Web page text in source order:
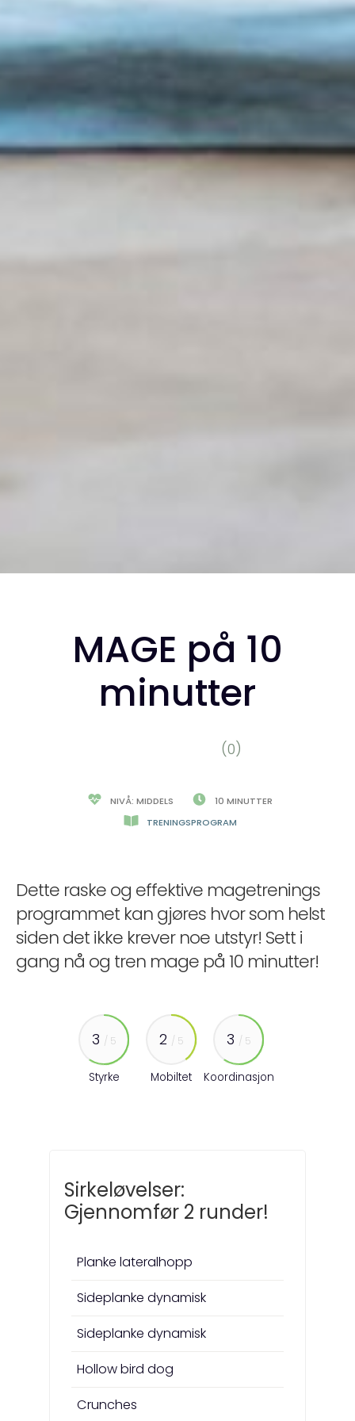
MAGE på 10
minutter
(0)
NIVÅ: MIDDELS
10 MINUTTER
TRENINGSPROGRAM
Dette raske og effektive magetrenings
programmet kan gjøres hvor som helst
siden det ikke krever noe utstyr! Sett i
gang nå og tren mage på 10 minutter!
3 / 5
Styrke
2 / 5
Mobiltet
3 / 5
Koordinasjon
Sirkeløvelser:
Gjennomfør 2 runder!
Planke lateralhopp
Sideplanke dynamisk
Sideplanke dynamisk
Hollow bird dog
Crunches